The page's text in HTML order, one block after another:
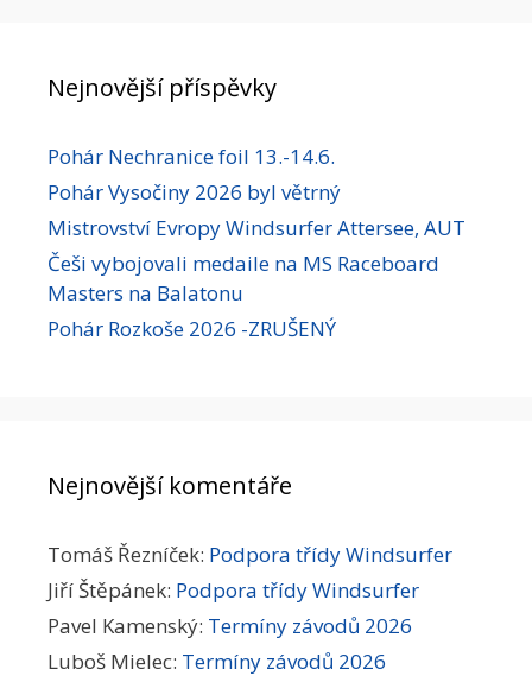
Nejnovější příspěvky
Pohár Nechranice foil 13.-14.6.
Pohár Vysočiny 2026 byl větrný
Mistrovství Evropy Windsurfer Attersee, AUT
Češi vybojovali medaile na MS Raceboard
Masters na Balatonu
Pohár Rozkoše 2026 -ZRUŠENÝ
Nejnovější komentáře
Tomáš Řezníček: Podpora třídy Windsurfer
Jiří Štěpánek: Podpora třídy Windsurfer
Pavel Kamenský: Termíny závodů 2026
Luboš Mielec: Termíny závodů 2026